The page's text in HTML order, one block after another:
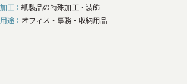
加工
紙製品の特殊加工・装飾
用途
オフィス・事務・収納用品